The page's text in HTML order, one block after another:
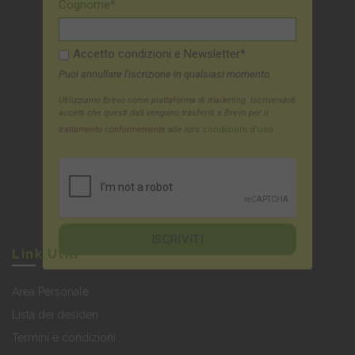
Cognome*
Accetto condizioni e Newsletter*
Puoi annullare l'iscrizione in qualsiasi momento.
Utilizziamo Brevo come piattaforma di marketing. Iscrivendoti
accetti che questi dati vengano trasferiti a Brevo per il
trattamento conformemente alle loro condizioni d'uso
Link Utili
Area Personale
Lista dei desideri
Termini e condizioni